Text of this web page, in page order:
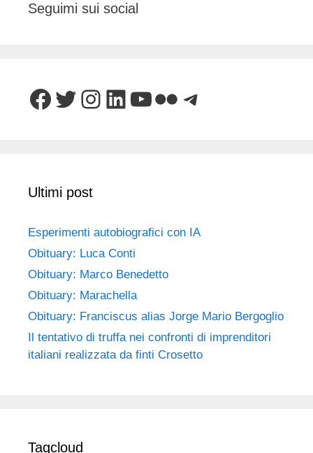
Seguimi sui social
Facebook
Twitter
Instagram
LinkedIn
YouTube
FlickrTelegram
Ultimi post
Esperimenti autobiografici con IA
Obituary: Luca Conti
Obituary: Marco Benedetto
Obituary: Marachella
Obituary: Franciscus alias Jorge Mario Bergoglio
Il tentativo di truffa nei confronti di imprenditori
italiani realizzata da finti Crosetto
Tagcloud